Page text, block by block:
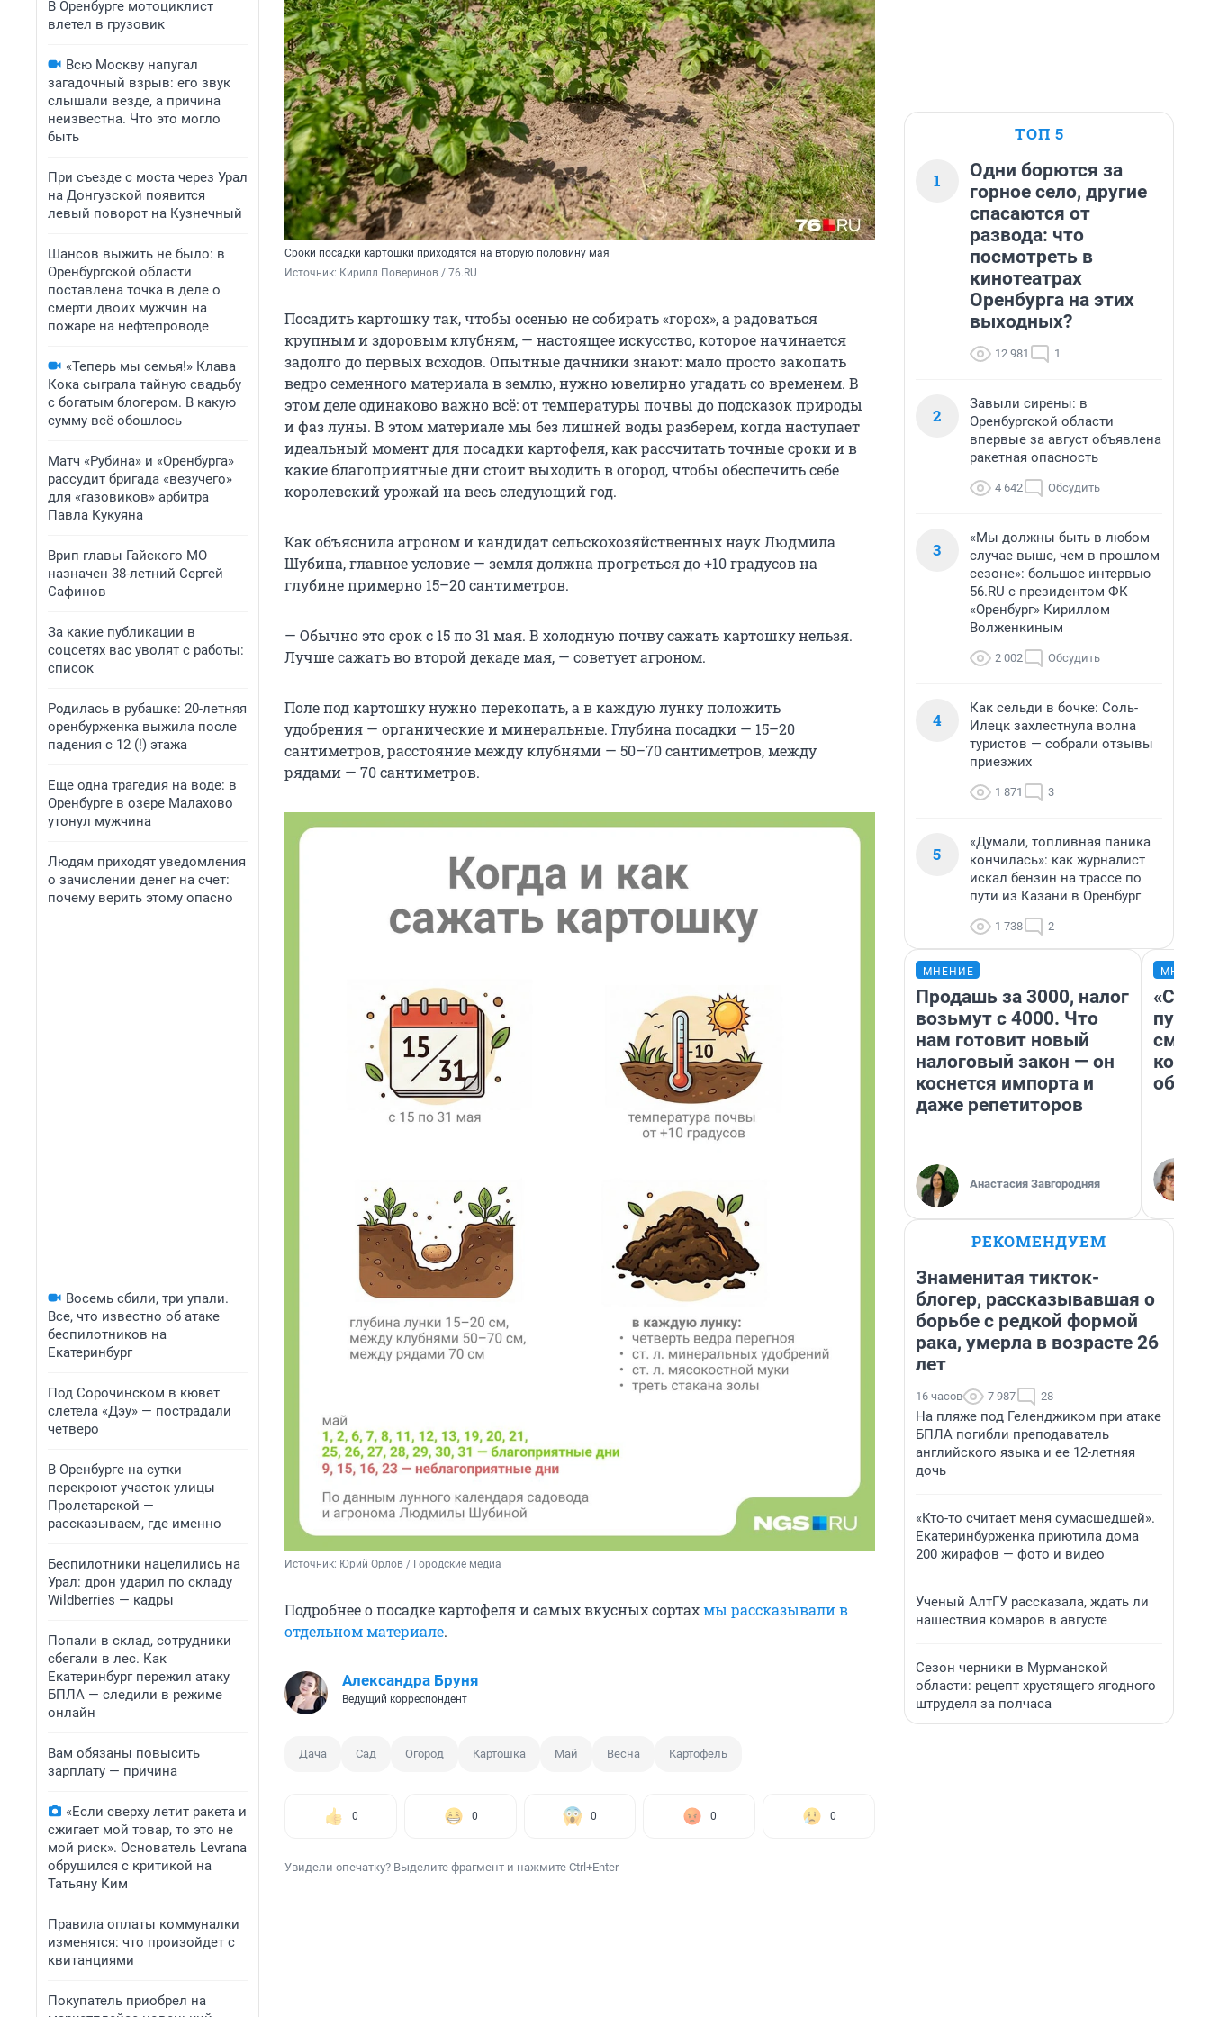
В Оренбурге мотоциклист
влетел в грузовик
Всю Москву напугал
загадочный взрыв: его звук
слышали везде, а причина
неизвестна. Что это могло
быть
При съезде с моста через Урал
на Донгузской появится
левый поворот на Кузнечный
Шансов выжить не было: в
Оренбургской области
поставлена точка в деле о
смерти двоих мужчин на
пожаре на нефтепроводе
«Теперь мы семья!» Клава
Кока сыграла тайную свадьбу
с богатым блогером. В какую
сумму всё обошлось
Матч «Рубина» и «Оренбурга»
рассудит бригада «везучего»
для «газовиков» арбитра
Павла Кукуяна
Врип главы Гайского МО
назначен 38-летний Сергей
Сафинов
За какие публикации в
соцсетях вас уволят с работы:
список
Родилась в рубашке: 20-летняя
оренбурженка выжила после
падения с 12 (!) этажа
Еще одна трагедия на воде: в
Оренбурге в озере Малахово
утонул мужчина
Людям приходят уведомления
о зачислении денег на счет:
почему верить этому опасно
Восемь сбили, три упали.
Все, что известно об атаке
беспилотников на
Екатеринбург
Под Сорочинском в кювет
слетела «Дэу» — пострадали
четверо
В Оренбурге на сутки
перекроют участок улицы
Пролетарской —
рассказываем, где именно
Беспилотники нацелились на
Урал: дрон ударил по складу
Wildberries — кадры
Попали в склад, сотрудники
сбегали в лес. Как
Екатеринбург пережил атаку
БПЛА — следили в режиме
онлайн
Вам обязаны повысить
зарплату — причина
«Если сверху летит ракета и
сжигает мой товар, то это не
мой риск». Основатель Levrana
обрушился с критикой на
Татьяну Ким
Правила оплаты коммуналки
изменятся: что произойдет с
квитанциями
Покупатель приобрел на
Сроки посадки картошки приходятся на вторую половину мая
Источник: Кирилл Поверинов / 76.RU
Посадить картошку так, чтобы осенью не собирать «горох», а радоваться
крупным и здоровым клубням, — настоящее искусство, которое начинается
задолго до первых всходов. Опытные дачники знают: мало просто закопать
ведро семенного материала в землю, нужно ювелирно угадать со временем. В
этом деле одинаково важно всё: от температуры почвы до подсказок природы
и фаз луны. В этом материале мы без лишней воды разберем, когда наступает
идеальный момент для посадки картофеля, как рассчитать точные сроки и в
какие благоприятные дни стоит выходить в огород, чтобы обеспечить себе
королевский урожай на весь следующий год.
Как объяснила агроном и кандидат сельскохозяйственных наук Людмила
Шубина, главное условие — земля должна прогреться до +10 градусов на
глубине примерно 15–20 сантиметров.
— Обычно это срок с 15 по 31 мая. В холодную почву сажать картошку нельзя.
Лучше сажать во второй декаде мая, — советует агроном.
Поле под картошку нужно перекопать, а в каждую лунку положить
удобрения — органические и минеральные. Глубина посадки — 15–20
сантиметров, расстояние между клубнями — 50–70 сантиметров, между
рядами — 70 сантиметров.
Источник: Юрий Орлов / Городские медиа
Подробнее о посадке картофеля и самых вкусных сортахмы рассказывали в
отдельном материале.
Александра Бруня
Ведущий корреспондент
Дача Сад Огород Картошка Май Весна Картофель
0 0 0 0 0
Увидели опечатку? Выделите фрагмент и нажмите Ctrl+Enter
ТОП 5
1
Одни борются за
горное село, другие
спасаются от
развода: что
посмотреть в
кинотеатрах
Оренбурга на этих
выходных?
12 981 1
2
Завыли сирены: в
Оренбургской области
впервые за август объявлена
ракетная опасность
4 642 Обсудить
3
«Мы должны быть в любом
случае выше, чем в прошлом
сезоне»: большое интервью
56.RU с президентом ФК
«Оренбург» Кириллом
Волженкиным
2 002 Обсудить
4
Как сельди в бочке: Соль-
Илецк захлестнула волна
туристов — собрали отзывы
приезжих
1 871 3
5
«Думали, топливная паника
кончилась»: как журналист
искал бензин на трассе по
пути из Казани в Оренбург
1 738 2
МНЕНИЕ
Продашь за 3000, налог
возьмут с 4000. Что
нам готовит новый
налоговый закон — он
коснется импорта и
даже репетиторов
Анастасия Завгородняя
РЕКОМЕНДУЕМ
Знаменитая тикток-
блогер, рассказывавшая о
борьбе с редкой формой
рака, умерла в возрасте 26
лет
16 часов 7 987 28
На пляже под Геленджиком при атаке
БПЛА погибли преподаватель
английского языка и ее 12-летняя
дочь
«Кто-то считает меня сумасшедшей».
Екатеринбурженка приютила дома
200 жирафов — фото и видео
Ученый АлтГУ рассказала, ждать ли
нашествия комаров в августе
Сезон черники в Мурманской
области: рецепт хрустящего ягодного
штруделя за полчаса